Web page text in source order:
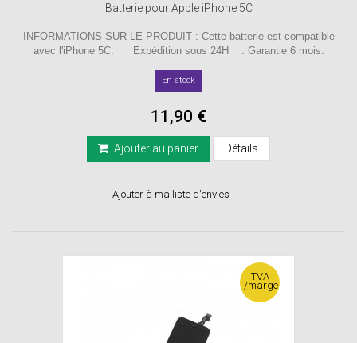
Batterie pour Apple iPhone 5C
INFORMATIONS SUR LE PRODUIT : Cette batterie est compatible
avec l'iPhone 5C. Expédition sous 24H . Garantie 6 mois.
En stock
11,90 €
Ajouter au panier Détails
Ajouter à ma liste d'envies
TVA
/marge